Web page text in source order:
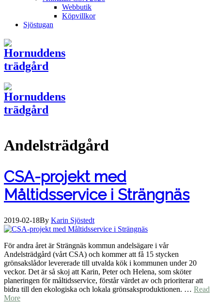
Webbutik
Köpvillkor
Sjöstugan
Andelsträdgård
CSA-projekt med
Måltidsservice i Strängnäs
2019-02-18By Karin Sjöstedt
För andra året är Strängnäs kommun andelsägare i vår
Andelsträdgård (vårt CSA) och kommer att få 15 stycken
grönsakslådor levererade till utvalda kök i kommunen under 20
veckor. Det är så skoj att Karin, Peter och Helena, som sköter
planeringen för måltidsservice, förstår värdet av och prioriterar att
bidra till den ekologiska och lokala grönsaksproduktionen. … Read
More